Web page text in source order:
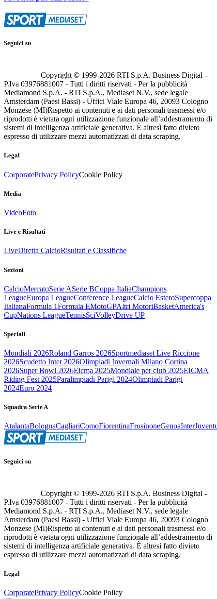
Seguici su
Copyright © 1999-2026 RTI S.p.A. Business Digital -
P.Iva 03976881007 - Tutti i diritti riservati - Per la pubblicità
Mediamond S.p.A. - RTI S.p.A., Mediaset N.V., sede legale
Amsterdam (Paesi Bassi) - Uffici Viale Europa 46, 20093 Cologno
Monzese (MI)Rispetto ai contenuti e ai dati personali trasmessi e/o
riprodotti è vietata ogni utilizzazione funzionale all’addestramento di
sistemi di intelligenza artificiale generativa. È altresì fatto divieto
espresso di utilizzare mezzi automatizzati di data scraping.
Legal
CorporatePrivacy PolicyCookie Policy
Media
VideoFoto
Live e Risultati
LiveDiretta CalcioRisultati e Classifiche
Sezioni
CalcioMercatoSerie ASerie BCoppa ItaliaChampions
LeagueEuropa LeagueConference LeagueCalcio EsteroSupercoppa
ItalianaFormula 1Formula EMotoGPAltri MotoriBasketAmerica's
CupNations LeagueTennisSciVolleyDrive UP
Speciali
Mondiali 2026Roland Garros 2026Sportmediaset Live Riccione
2026Scudetto Inter 2026Olimpiadi Invernali Milano Cortina
2026Super Bowl 2026Eicma 2025Mondiale per club 2025EICMA
Riding Fest 2025Paralimpiadi Parigi 2024Olimpiadi Parigi
2024Euro 2024
Squadra Serie A
AtalantaBolognaCagliariComoFiorentinaFrosinoneGenoaInter
Seguici su
Copyright © 1999-2026 RTI S.p.A. Business Digital -
P.Iva 03976881007 - Tutti i diritti riservati - Per la pubblicità
Mediamond S.p.A. - RTI S.p.A., Mediaset N.V., sede legale
Amsterdam (Paesi Bassi) - Uffici Viale Europa 46, 20093 Cologno
Monzese (MI)Rispetto ai contenuti e ai dati personali trasmessi e/o
riprodotti è vietata ogni utilizzazione funzionale all’addestramento di
sistemi di intelligenza artificiale generativa. È altresì fatto divieto
espresso di utilizzare mezzi automatizzati di data scraping.
Legal
CorporatePrivacy PolicyCookie Policy